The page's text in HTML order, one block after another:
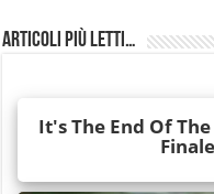
Articoli più Letti…